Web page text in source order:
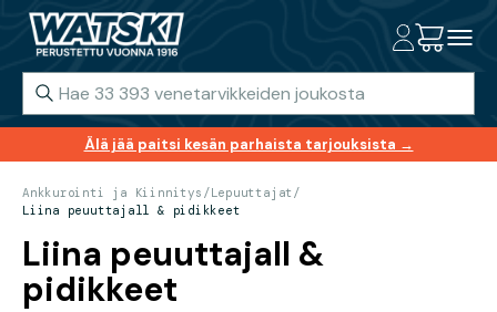
Älä jää paitsi kesän parhaista tarjouksista →
Ankkurointi ja Kiinnitys /Lepuuttajat /
Liina peuuttajall & pidikkeet
Liina peuuttajall &
pidikkeet